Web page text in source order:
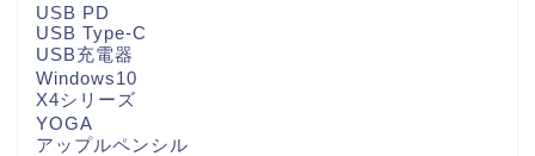
USB PD
USB Type-C
USB充電器
Windows10
X4シリーズ
YOGA
アップルペンシル